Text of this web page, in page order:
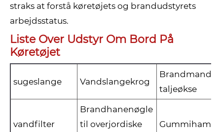
straks at forstå køretøjets og brandudstyrets
arbejdsstatus.
Liste Over Udstyr Om Bord På
Køretøjet
sugeslange Vandslangekrog
Brandmands
taljeøkse
vandfilter
Brandhanenøgle
til overjordiske